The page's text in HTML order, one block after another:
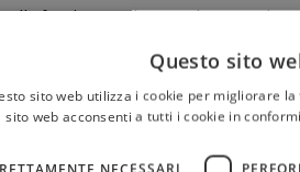
fascia premium e ad un
innumerevoli recensioni e
Wine Brands amplia il proprio
visione, quella di avere un
famiglia Barbanera, credendo nel
Questo sito
sito web utilizza i cookie per migliorare
sito web acconsenti a tutti i cookie in
NECESSARI